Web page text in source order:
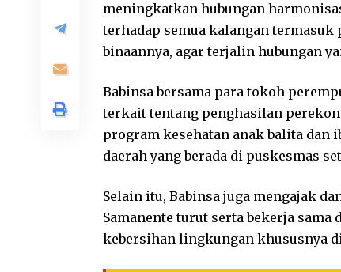
meningkatkan hubungan
terhadap semua kalangan
binaannya, agar terjalin hubungan
Babinsa bersama para tokoh
terkait tentang penghasilan
program kesehatan anak balita dan
daerah yang berada di puskesmas
Selain itu, Babinsa juga mengajak
Samanente turut serta bekerja
kebersihan lingkungan khususnya